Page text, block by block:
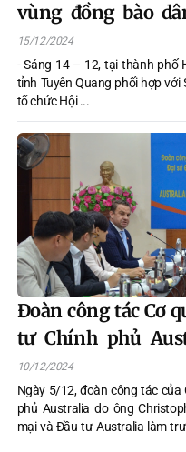
vùng đồng bào
núi tỉnh Tuyên
15/12/2024
- Sáng 14 – 12, tại thành phố
tỉnh Tuyên Quang phối hợp
tổ chức Hội ...
Đoàn công tác Cơ
tư Chính phủ
hợp tác với Tuyên
10/12/2024
Ngày 5/12, đoàn công tác
phủ Australia do ông
mại và Đầu tư Australia làm
thành phố Tuyên Quang.